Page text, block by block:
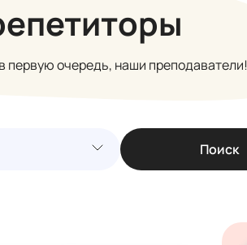
первую очередь, наши преподаватели!
Поиск